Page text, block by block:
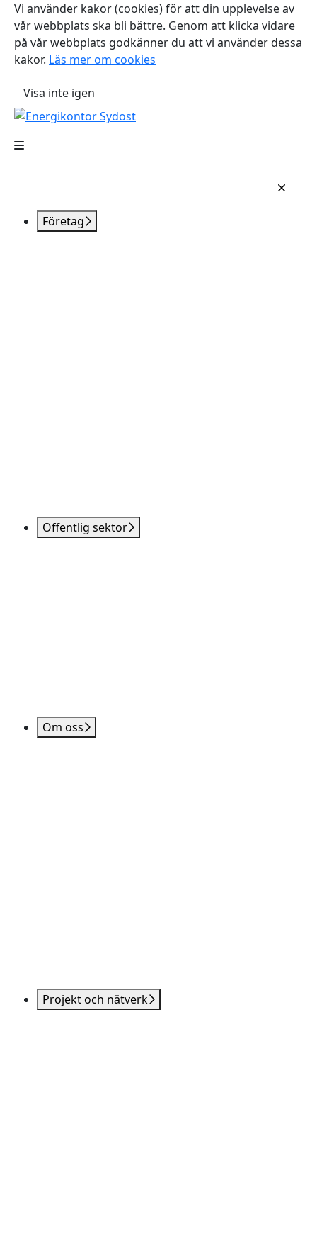
Vi använder kakor (cookies) för att din upplevelse av
vår webbplats ska bli bättre. Genom att klicka vidare
på vår webbplats godkänner du att vi använder dessa
kakor. Läs mer om cookies
Visa inte igen
Företag
Offentlig sektor
Om oss
Projekt och nätverk